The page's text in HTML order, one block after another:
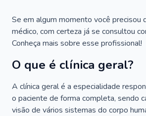
Se em algum momento você precisou
médico, com certeza já se consultou
Conheça mais sobre esse profissional!
O que é clínica geral?
A clínica geral é a especialidade
o paciente de forma completa, sendo
visão de vários sistemas do corpo